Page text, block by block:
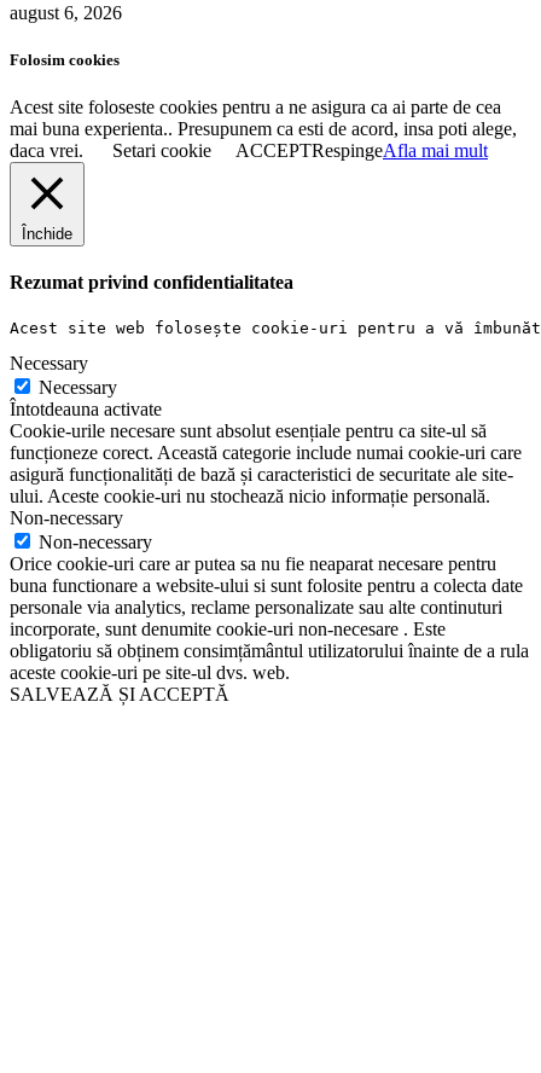
august 6, 2026
Folosim cookies
Acest site foloseste cookies pentru a ne asigura ca ai parte de cea
mai buna experienta.. Presupunem ca esti de acord, insa poti alege,
daca vrei.
Setari cookie ACCEPTRespingeAfla mai mult
Închide
Rezumat privind confidentialitatea
Acest site web folosește cookie-uri pentru a vă
Necessary
Necessary
Întotdeauna activate
Cookie-urile necesare sunt absolut esențiale pentru ca site-ul să
funcționeze corect. Această categorie include numai cookie-uri care
asigură funcționalități de bază și caracteristici de securitate ale site-
ului. Aceste cookie-uri nu stochează nicio informație personală.
Non-necessary
Non-necessary
Orice cookie-uri care ar putea sa nu fie neaparat necesare pentru
buna functionare a website-ului si sunt folosite pentru a colecta date
personale via analytics, reclame personalizate sau alte continuturi
incorporate, sunt denumite cookie-uri non-necesare . Este
obligatoriu să obținem consimțământul utilizatorului înainte de a rula
aceste cookie-uri pe site-ul dvs. web.
SALVEAZĂ ȘI ACCEPTĂ